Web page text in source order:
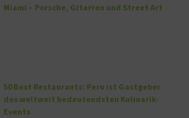
Miami – Porsche, Gitarren und Street Art
50 Best Restaurants: Peru ist Gastgeber
des weltweit bedeutendsten Kulinarik-
Events